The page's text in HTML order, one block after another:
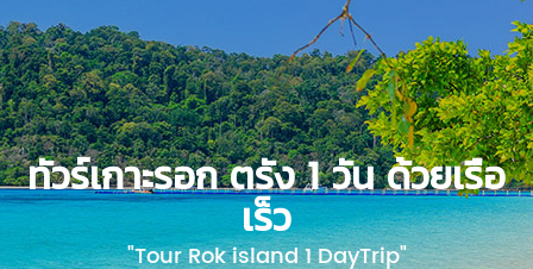
ทัวร์เกาะรอก ตรัง 1 วัน ด้วยเรือ
เร็ว
"Tour Rok island 1 DayTrip"